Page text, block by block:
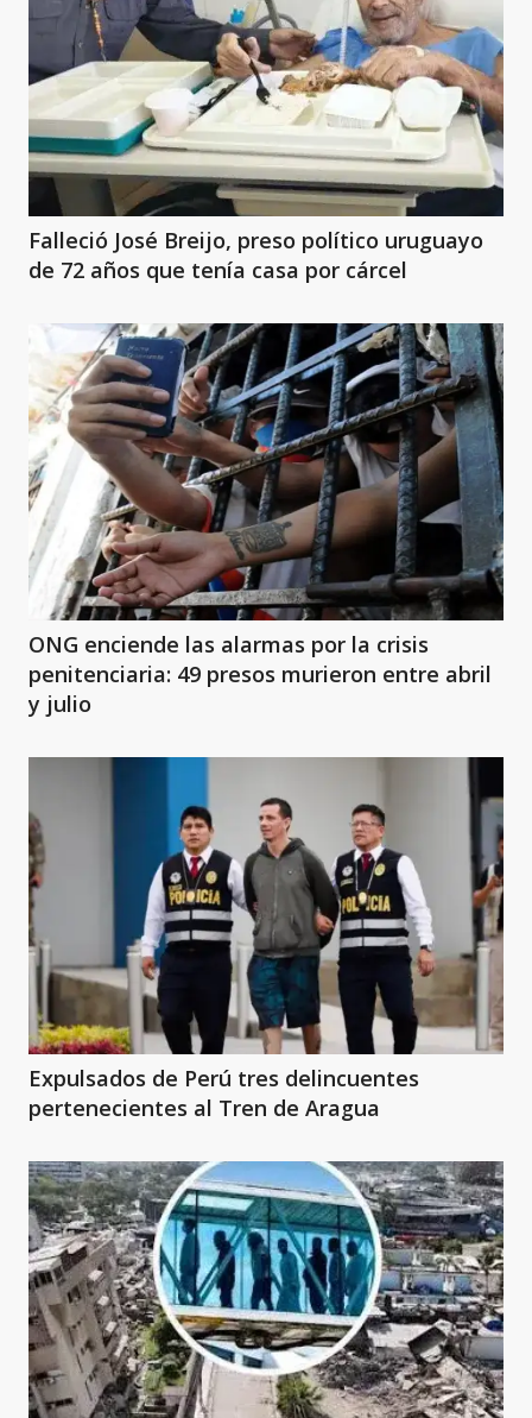
Falleció José Breijo, preso político uruguayo
de 72 años que tenía casa por cárcel
ONG enciende las alarmas por la crisis
penitenciaria: 49 presos murieron entre abril
y julio
Expulsados de Perú tres delincuentes
pertenecientes al Tren de Aragua